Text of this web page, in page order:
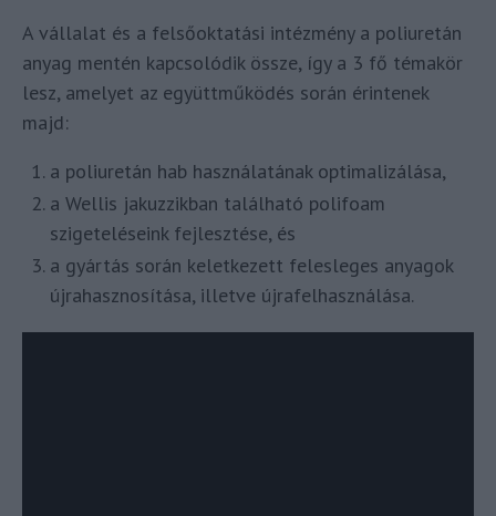
A vállalat és a felsőoktatási intézmény a poliuretán
anyag mentén kapcsolódik össze, így a 3 fő témakör
lesz, amelyet az együttműködés során érintenek
majd:
a poliuretán hab használatának optimalizálása,
a Wellis jakuzzikban található polifoam
szigeteléseink fejlesztése, és
a gyártás során keletkezett felesleges anyagok
újrahasznosítása, illetve újrafelhasználása.